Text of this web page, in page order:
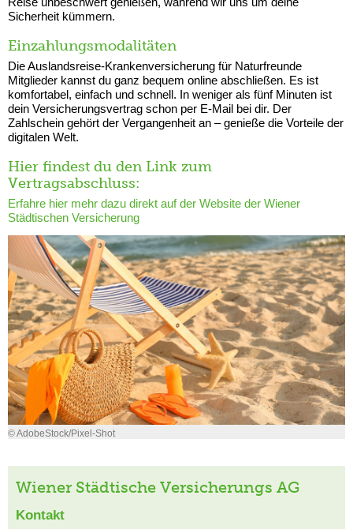
Sicherheit kümmern.
Einzahlungsmodalitäten
Die Auslandsreise-Krankenversicherung für Naturfreunde
Mitglieder kannst du ganz bequem online abschließen. Es ist
komfortabel, einfach und schnell. In weniger als fünf Minuten ist
dein Versicherungsvertrag schon per E-Mail bei dir. Der
Zahlschein gehört der Vergangenheit an – genieße die Vorteile der
digitalen Welt.
Hier findest du den Link zum
Vertragsabschluss:
Erfahre hier mehr dazu direkt auf der Website der Wiener
Städtischen Versicherung
© AdobeStock/Pixel-Shot
Wiener Städtische Versicherungs AG
Kontakt